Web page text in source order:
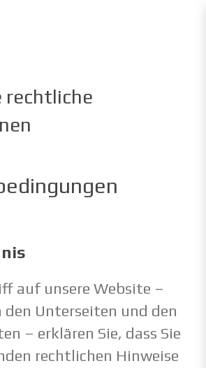
rechtliche
auf unsere Website –
den Unterseiten und den
– erklären Sie, dass Sie
rechtlichen Hinweise